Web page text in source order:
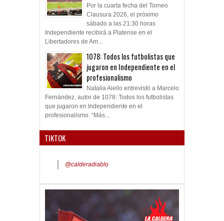
Por la cuarta fecha del Torneo
Clausura 2026, el próximo
sábado a las 21:30 horas
Independiente recibirá a Platense en el
Libertadores de Am...
1078: Todos los futbolistas que
jugaron en Independiente en el
profesionalismo
Natalia Aiello entrevistó a Marcelo
Fernández, autor de 1078: Todos los futbolistas
que jugaron en Independiente en el
profesionalismo. “Más...
TIKTOK
@calderadiablo